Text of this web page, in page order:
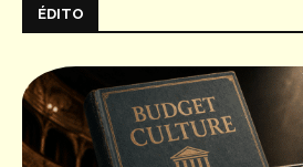
ÉDITO